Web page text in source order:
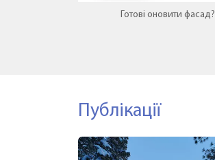
Готові оновити фасад?
Публікації